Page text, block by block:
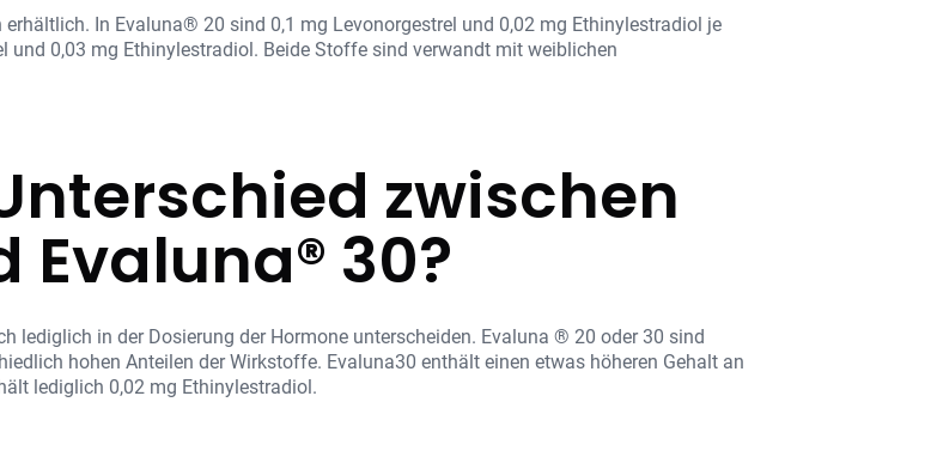
In Evaluna® 20 sind 0,1 mg Levonorgestrel und 0,02 mg Ethinylestradiol je
0,03 mg Ethinylestradiol. Beide Stoffe sind verwandt mit weiblichen
zwischen
Evaluna® 30?
lediglich in der Dosierung der Hormone unterscheiden. Evaluna ® 20 oder 30 sind
hohen Anteilen der Wirkstoffe. Evaluna30 enthält einen etwas höheren Gehalt an
lediglich 0,02 mg Ethinylestradiol.